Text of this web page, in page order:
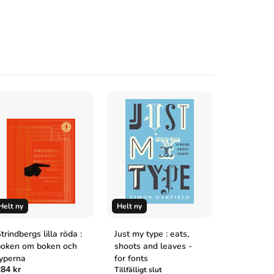
ny
lilla röda :
om boken och
kr
Helt ny
Just my type : eats,
shoots and leaves -
for fonts
Tillfälligt slut